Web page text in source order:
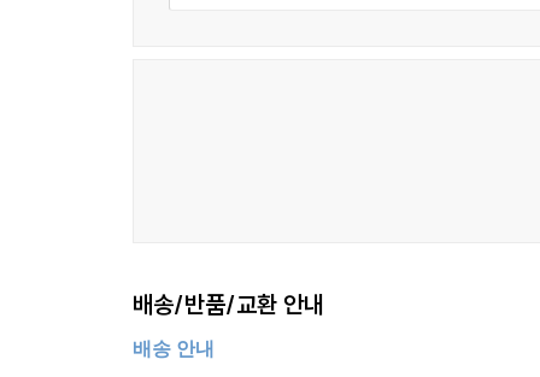
배송/반품/교환 안내
배송 안내